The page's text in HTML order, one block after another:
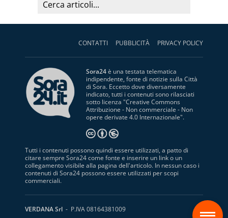
CONTATTI PUBBLICITÀ PRIVACY POLICY
Sora24è una testata telematica
indipendente, fonte di notizie sulla Città
di Sora. Eccetto dove diversamente
indicato, tutti i contenuti sono rilasciati
sotto licenza "Creative Commons
Attribuzione - Non commerciale - Non
opere derivate 4.0 Internazionale".
Tutti i contenuti possono quindi essere utilizzati, a patto di
citare sempre Sora24 come fonte e inserire un link o un
collegamento visibile alla pagina dell'articolo. In nessun caso i
contenuti di Sora24 possono essere utilizzati per scopi
commerciali.
VERDANA Srl - P.IVA 08164381009